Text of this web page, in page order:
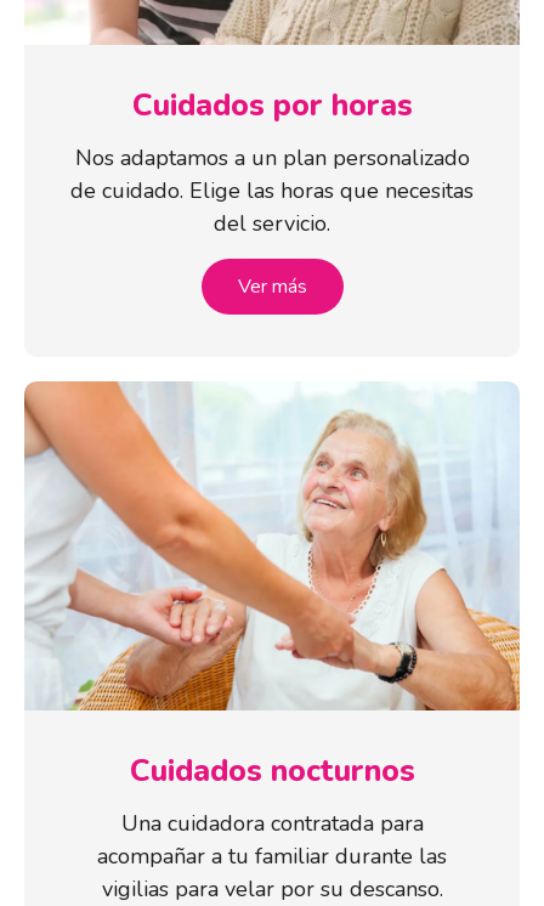
Cuidados por horas
Nos adaptamos a un plan personalizado
de cuidado. Elige las horas que necesitas
del servicio.
Ver más
Cuidados nocturnos
Una cuidadora contratada para
acompañar a tu familiar durante las
vigilias para velar por su descanso.